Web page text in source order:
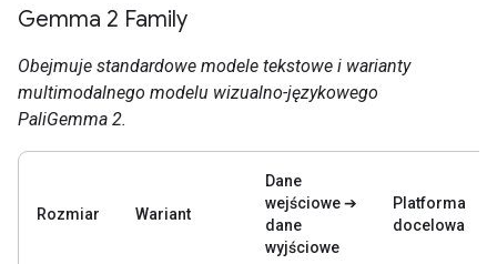
Gemma 2 Family
Obejmuje standardowe modele tekstowe i warianty
multimodalnego modelu wizualno-językowego
PaliGemma 2.
Rozmiar Wariant
Dane
wejściowe ➔
dane
wyjściowe
Platforma
docelowa